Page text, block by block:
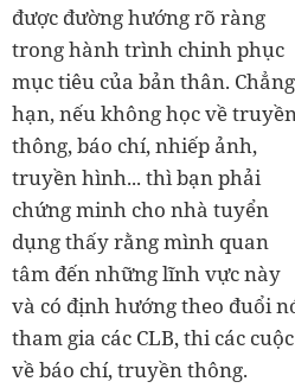
được đường hướng rõ ràng
trong hành trình chinh phục
mục tiêu của bản thân. Chẳng
hạn, nếu không học về
thông, báo chí, nhiếp ảnh,
truyền hình... thì bạn phải
chứng minh cho nhà tuyển
dụng thấy rằng mình quan
tâm đến những lĩnh vực này
và có định hướng theo đuổi
tham gia các CLB, thi các
về báo chí, truyền thông.